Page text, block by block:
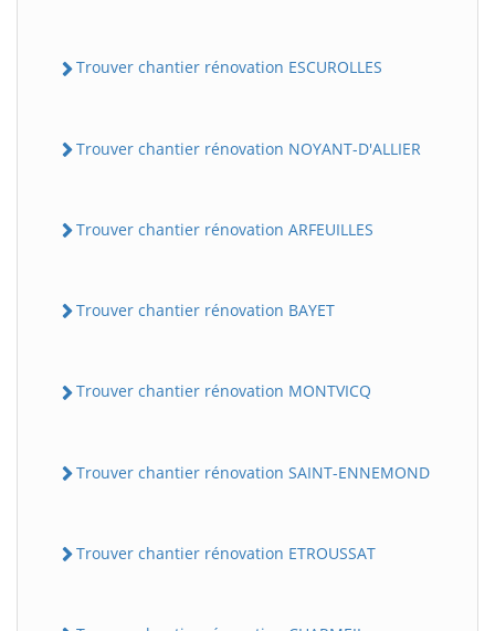
Trouver chantier rénovation ESCUROLLES
Trouver chantier rénovation NOYANT-D'ALLIER
Trouver chantier rénovation ARFEUILLES
Trouver chantier rénovation BAYET
Trouver chantier rénovation MONTVICQ
Trouver chantier rénovation SAINT-ENNEMOND
Trouver chantier rénovation ETROUSSAT